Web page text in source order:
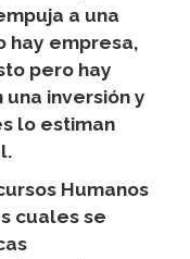
a una
hay empresa,
pero hay
una inversión y
lo estiman
Humanos
cuales se